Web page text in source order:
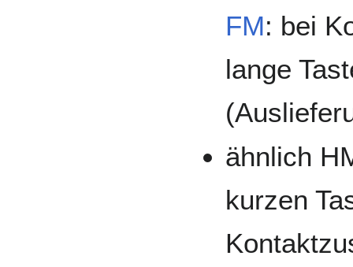
FM: bei
lange
ähnlich
kurzen